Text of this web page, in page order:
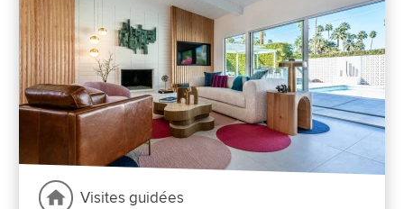
Visites guidées